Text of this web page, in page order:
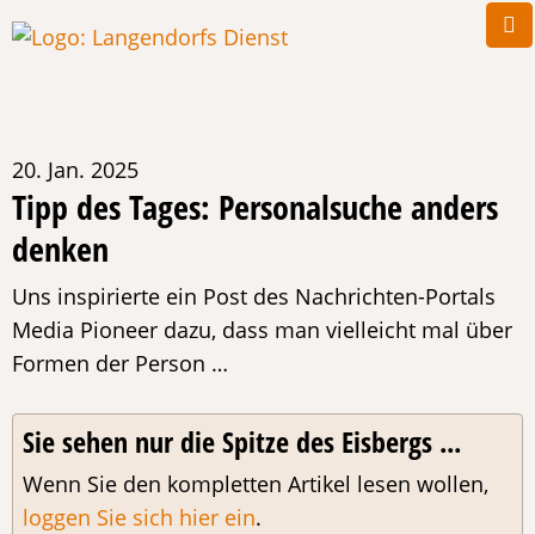
20. Jan. 2025
Tipp des Tages: Personalsuche anders
denken
Uns inspirierte ein Post des Nachrichten-Portals
Media Pioneer dazu, dass man vielleicht mal über
Formen der Person …
Sie sehen nur die Spitze des Eisbergs ...
Wenn Sie den kompletten Artikel lesen wollen,
loggen Sie sich hier ein.